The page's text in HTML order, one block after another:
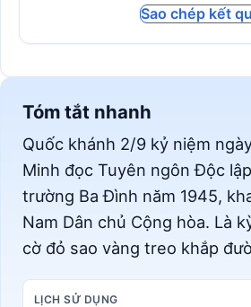
Sao chép kết
Tóm tắt nhanh
Quốc khánh 2/9 kỷ niệm
Minh đọc Tuyên ngôn Độc
trường Ba Đình năm 1945,
Nam Dân chủ Cộng hòa. Là
cờ đỏ sao vàng treo khắp
LỊCH SỬ DỤNG